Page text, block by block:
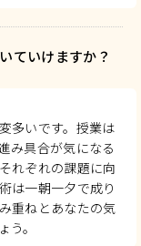
ていけますか？
多いです。授業は
み具合が気になる
れぞれの課題に向
は一朝一夕で成り
重ねとあなたの気
。